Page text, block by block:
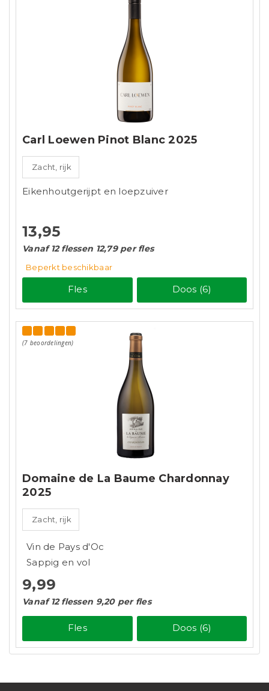
Carl Loewen Pinot Blanc 2025
Zacht, rijk
Eikenhoutgerijpt en loepzuiver
13,95
Vanaf 12 flessen 12,79 per fles
Beperkt beschikbaar
Fles Doos (6)
(7 beoordelingen)
Domaine de La Baume Chardonnay
2025
Zacht, rijk
Vin de Pays d'Oc
Sappig en vol
9,99
Vanaf 12 flessen 9,20 per fles
Fles Doos (6)